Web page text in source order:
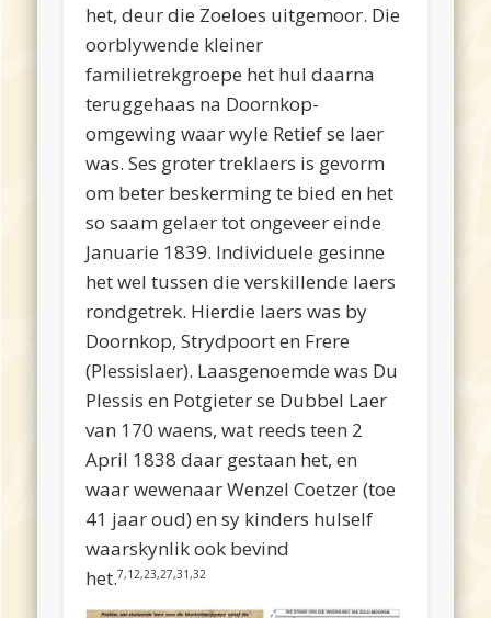
het, deur die Zoeloes uitgemoor. Die
oorblywende kleiner
familietrekgroepe het hul daarna
teruggehaas na Doornkop-
omgewingwaarwyle Retief se laer
was.Ses grotertreklaers is gevorm
om beter beskermingte bied en het
so saam gelaertotongeveereinde
Januarie 1839. Individuele gesinne
het wel tussen die verskillende laers
rondgetrek. Hierdie laers was by
Doornkop,Strydpoorten Frere
(Plessislaer). Laasgenoemde was Du
Plessisen Potgieterse Dubbel Laer
van 170waens, wat reeds teen 2
April 1838daar gestaan het,en
waarwewenaarWenzelCoetzer (toe
41 jaar oud)en sy kinders hulself
waarskynlikook bevind
het.7,12,23,27,31,32